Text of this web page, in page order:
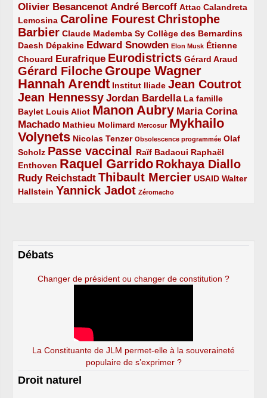
Olivier Besancenot
3/5 André Bercoff
3/5 Attac
2/5
Calandreta
Lemosina
2/5 Caroline Fourest
4/5
Christophe
Barbier
4/5 Claude Mademba Sy
2/5 Collège des Bernardins
2/5
Daesh
2/5 Dépakine
2/5 Edward Snowden
3/5 Elon Musk
1/5
Étienne
Chouard
2/5 Eurafrique
3/5 Eurodistricts
4/5 Gérard Araud
2/5
Gérard Filoche
4/5 Groupe Wagner
5/5
Hannah Arendt
5/5 Institut Iliade
2/5 Jean Coutrot
4/5
Jean Hennessy
4/5 Jordan Bardella
3/5
La famille
Baylet
2/5 Louis Aliot
2/5 Manon Aubry
5/5
Maria Corina
Machado
3/5 Mathieu Molimard
2/5 Mercosur
1/5
Mykhailo
Volynets
5/5 Nicolas Tenzer
2/5 Obsolescence programmée
1/5
Olaf
Scholz
2/5 Passe vaccinal
4/5 Raïf Badaoui
2/5
Raphaël
Enthoven
2/5 Raquel Garrido
5/5 Rokhaya Diallo
4/5
Rudy Reichstadt
3/5 Thibault Mercier
4/5 USAID
2/5
Walter
Hallstein
2/5 Yannick Jadot
4/5 Zéromacho
1/5
Débats
Changer de président ou changer de constitution ?
La Constituante de JLM permet-elle à la souveraineté
populaire de s’exprimer ?
Droit naturel